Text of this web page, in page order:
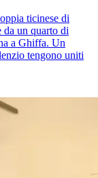
ticinese di
da un quarto di
a Ghiffa. Un
tengono uniti